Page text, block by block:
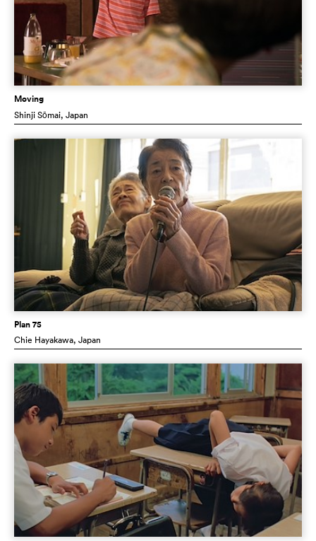
Moving
Shinji Sōmai, Japan
Plan 75
Chie Hayakawa, Japan